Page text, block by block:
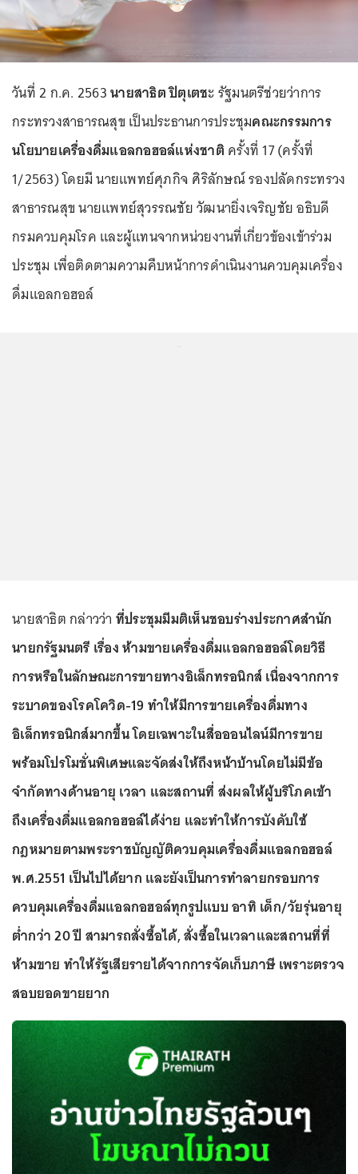
วันที่ 2 ก.ค. 2563นายสาธิต ปิตุเตชะ รัฐมนตรีช่วยว่าการ
กระทรวงสาธารณสุข เป็นประธานการประชุมคณะกรรมการ
นโยบายเครื่องดื่มแอลกอฮอล์แห่งชาติ ครั้งที่ 17 (ครั้งที่
1/2563) โดยมี นายแพทย์ศุภกิจ ศิริลักษณ์ รองปลัดกระทรวง
สาธารณสุข นายแพทย์สุวรรณชัย วัฒนายิ่งเจริญชัย อธิบดี
กรมควบคุมโรค และผู้แทนจากหน่วยงานที่เกี่ยวข้องเข้าร่วม
ประชุม เพื่อติดตามความคืบหน้าการดำเนินงานควบคุมเครื่อง
ดื่มแอลกอฮอล์
นายสาธิต กล่าวว่า ที่ประชุมมีมติเห็นชอบร่างประกาศสำนัก
นายกรัฐมนตรี เรื่อง ห้ามขายเครื่องดื่มแอลกอฮอล์โดยวิธี
การหรือในลักษณะการขายทางอิเล็กทรอนิกส์ เนื่องจากการ
ระบาดของโรคโควิด-19 ทำให้มีการขายเครื่องดื่มทาง
อิเล็กทรอนิกส์มากขึ้น โดยเฉพาะในสื่อออนไลน์มีการขาย
พร้อมโปรโมชั่นพิเศษและจัดส่งให้ถึงหน้าบ้านโดยไม่มีข้อ
จำกัดทางด้านอายุ เวลา และสถานที่ ส่งผลให้ผู้บริโภคเข้า
ถึงเครื่องดื่มแอลกอฮอล์ได้ง่าย และทำให้การบังคับใช้
กฎหมายตามพระราชบัญญัติควบคุมเครื่องดื่มแอลกอฮอล์
พ.ศ.2551 เป็นไปได้ยาก และยังเป็นการทำลายกรอบการ
ควบคุมเครื่องดื่มแอลกอฮอล์ทุกรูปแบบ อาทิ เด็ก/วัยรุ่นอายุ
ต่ำกว่า 20 ปี สามารถสั่งซื้อได้, สั่งซื้อในเวลาและสถานที่ที่
ห้ามขาย ทำให้รัฐเสียรายได้จากการจัดเก็บภาษี เพราะตรวจ
สอบยอดขายยาก